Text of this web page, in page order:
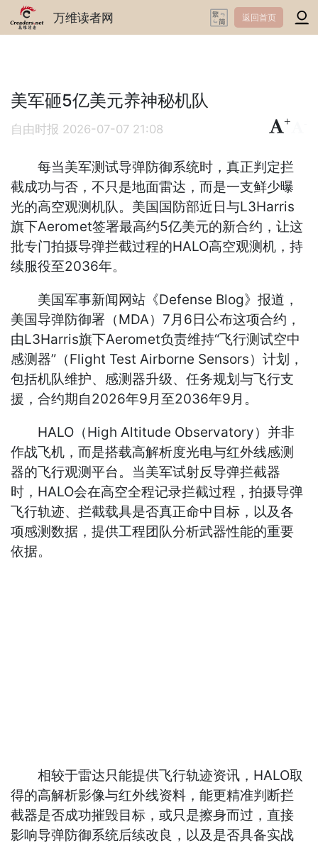
万维读者网 返回首页
美军砸5亿美元养神秘机队
自由时报 2026-07-07 21:08
+
每当美军测试导弹防御系统时，真正判定拦
截成功与否，不只是地面雷达，而是一支鲜少曝
光的高空观测机队。美国国防部近日与L3Harris
旗下Aeromet签署最高约5亿美元的新合约，让这
批专门拍摄导弹拦截过程的HALO高空观测机，持
续服役至2036年。
美国军事新闻网站《Defense Blog》报道，
美国导弹防御署（MDA）7月6日公布这项合约，
由L3Harris旗下Aeromet负责维持“飞行测试空中
感测器”（Flight Test Airborne Sensors）计划，
包括机队维护、感测器升级、任务规划与飞行支
援，合约期自2026年9月至2036年9月。
HALO（High Altitude Observatory）并非
作战飞机，而是搭载高解析度光电与红外线感测
器的飞行观测平台。当美军试射反导弹拦截器
时，HALO会在高空全程记录拦截过程，拍摄导弹
飞行轨迹、拦截载具是否真正命中目标，以及各
项感测数据，提供工程团队分析武器性能的重要
依据。
相较于雷达只能提供飞行轨迹资讯，HALO取
得的高解析影像与红外线资料，能更精准判断拦
截器是否成功摧毁目标，或只是擦身而过，直接
影响导弹防御系统后续改良，以及是否具备实战